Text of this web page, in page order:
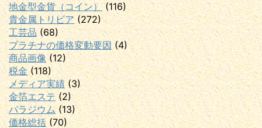
地金型金貨（コイン）
(116)
貴金属トリビア (272)
工芸品 (68)
プラチナの価格変動要因 (4)
商品画像 (12)
税金 (118)
メディア実績(3)
金箔エステ (2)
パラジウム (13)
価格総括 (70)